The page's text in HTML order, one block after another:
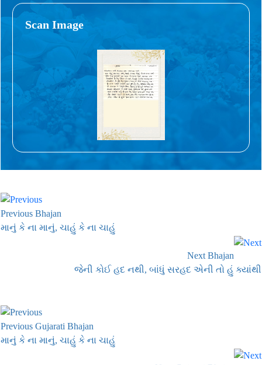
Scan Image
Previous Bhajan
માનું કે ના માનું, ચાહું કે ના ચાહું
Next Bhajan
જેની કોઈ હદ નથી, બાંધું સરહદ એની તો હું ક્યાંથી
Previous Gujarati Bhajan
માનું કે ના માનું, ચાહું કે ના ચાહું